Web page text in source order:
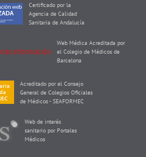
Certificado por la
Agencia de Calidad
Sanitaria de Andalucía
Web Médica Acreditada por
el Colegio de Médicos de
Barcelona
Acreditado por el Consejo
General de Colegios Oficiales
de Médicos - SEAFORMEC
Web de interés
sanitario por Portales
Médicos